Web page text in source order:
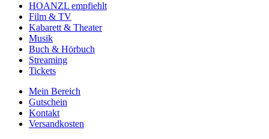
HOANZL empfiehlt
Film & TV
Kabarett & Theater
Musik
Buch & Hörbuch
Streaming
Tickets
Mein Bereich
Gutschein
Kontakt
Versandkosten